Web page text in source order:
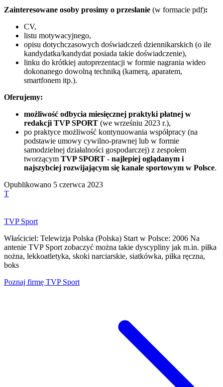
Zainteresowane osoby prosimy o przesłanie (w formacie pdf):
CV,
listu motywacyjnego,
opisu dotychczasowych doświadczeń dziennikarskich (o ile
kandydatka/kandydat posiada takie doświadczenie),
linku do krótkiej autoprezentacji w formie nagrania wideo
dokonanego dowolną techniką (kamerą, aparatem,
smartfonem itp.).
Oferujemy:
możliwość odbycia miesięcznej praktyki płatnej w
redakcji TVP SPORT (we wrześniu 2023 r.),
po praktyce możliwość kontynuowania współpracy (na
podstawie umowy cywilno-prawnej lub w formie
samodzielnej działalności gospodarczej) z zespołem
tworzącym TVP SPORT - najlepiej oglądanym i
najszybciej rozwijającym się kanale sportowym w Polsce.
Opublikowano 5 czerwca 2023
T
TVP Sport
Właściciel: Telewizja Polska (Polska) Start w Polsce: 2006 Na
antenie TVP Sport zobaczyć można takie dyscypliny jak m.in. piłka
nożna, lekkoatletyka, skoki narciarskie, siatkówka, piłka ręczna,
boks
Poznaj firmę TVP Sport